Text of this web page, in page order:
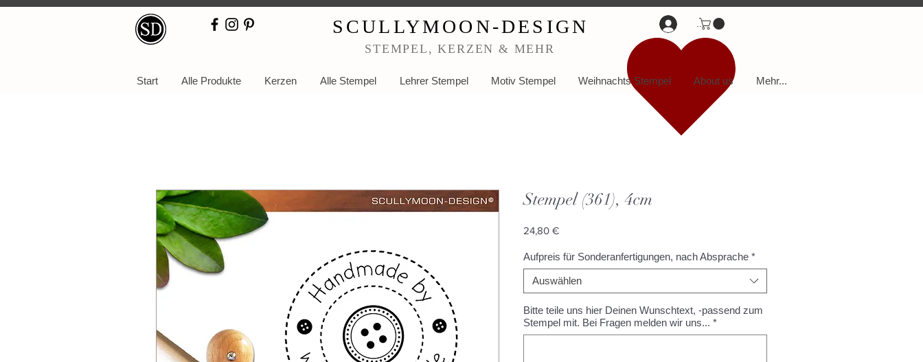
SCULLYMOON-DESIGN
STEMPEL, KERZEN & MEHR
...
Start Alle Produkte Kerzen Alle Stempel Lehrer Stempel Motiv Stempel Weihnachts Stempel About us Mehr...
Stempel (361), 4cm
24,80 €Preis
Aufpreis für Sonderanfertigungen, nach Absprache *
Auswählen
Bitte teile uns hier Deinen Wunschtext, -passend zum
Stempel mit. Bei Fragen melden wir uns... *